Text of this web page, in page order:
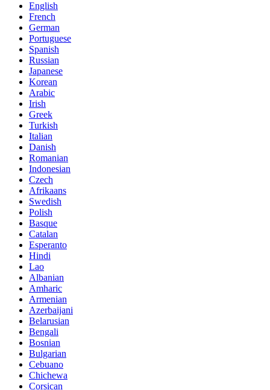
English
French
German
Portuguese
Spanish
Russian
Japanese
Korean
Arabic
Irish
Greek
Turkish
Italian
Danish
Romanian
Indonesian
Czech
Afrikaans
Swedish
Polish
Basque
Catalan
Esperanto
Hindi
Lao
Albanian
Amharic
Armenian
Azerbaijani
Belarusian
Bengali
Bosnian
Bulgarian
Cebuano
Chichewa
Corsican